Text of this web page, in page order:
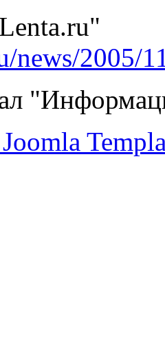
news/2005/